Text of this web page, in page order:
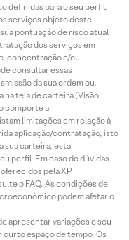
definidas para o seu perfil.
serviços objeto deste
pontuação de risco atual
dos serviços em
concentração e/ou
consultar essas
da sua ordem ou,
na tela de carteira (Visão
comporte a
limitações em relação à
aplicação/contratação, isto
sua carteira, esta
perfil. Em caso de dúvidas
pela XP
o FAQ. As condições de
podem afetar o
apresentar variações e seu
curto espaço de tempo. Os